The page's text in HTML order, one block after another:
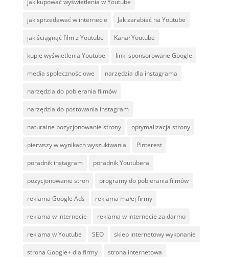
jak kupować wyświetlenia w Youtube
jak sprzedawać w internecie Jak zarabiać na Youtube
jak ściągnąć film z Youtube Kanał Youtube
kupię wyświetlenia Youtube linki sponsorowane Google
media społecznościowe narzędzia dla instagrama
narzędzia do pobierania filmów
narzędzia do postowania instagram
naturalne pozycjonowanie strony optymalizacja strony
pierwszy w wynikach wyszukiwania Pinterest
poradnik instagram poradnik Youtubera
pozycjonowanie stron programy do pobierania filmów
reklama Google Ads reklama małej firmy
reklama w internecie reklama w internecie za darmo
reklama w Youtube SEO sklep internetowy wykonanie
strona Google+ dla firmy strona internetowa